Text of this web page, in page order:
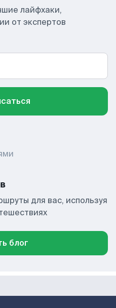
лайфхаки,
от экспертов
для вас, используя
блог